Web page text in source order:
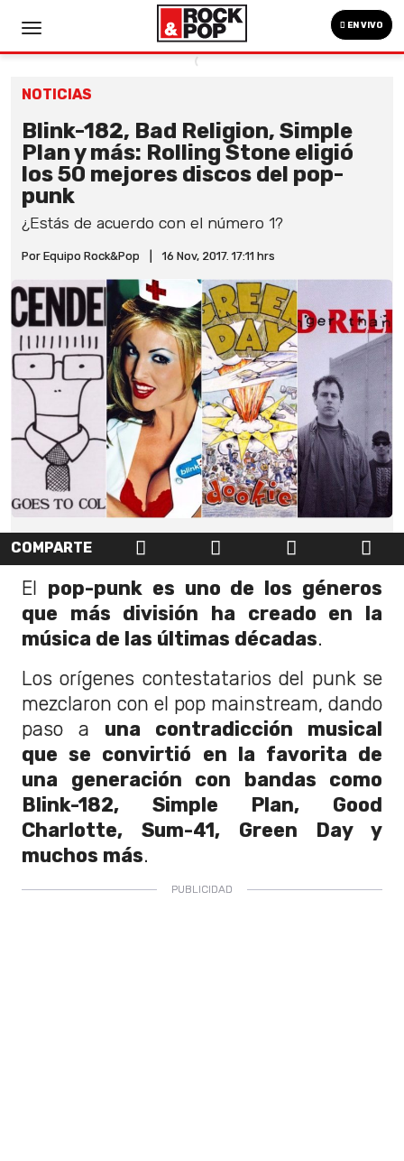
EN VIVO
NOTICIAS
Blink-182, Bad Religion, Simple
Plan y más: Rolling Stone eligió
los 50 mejores discos del pop-
punk
¿Estás de acuerdo con el número 1?
Por Equipo Rock&Pop 16 Nov, 2017. 17:11 hrs
COMPARTE
El pop-punk es uno de los géneros
que más división ha creado en la
música de las últimas décadas.
Los orígenes contestatarios del punk se
mezclaron con el pop mainstream, dando
paso a una contradicción musical
que se convirtió en la favorita de
una generación con bandas como
Blink-182, Simple Plan, Good
Charlotte, Sum-41, Green Day y
muchos más.